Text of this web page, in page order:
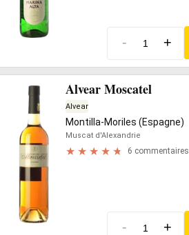
- +
Alvear Moscatel
Alvear
Montilla-Moriles (Espagne)
Muscat d'Alexandrie
6 commentaires
- +